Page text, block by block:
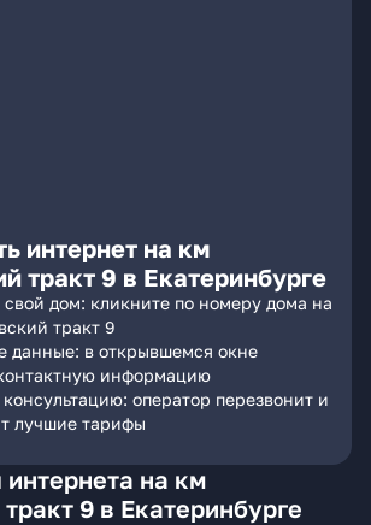
интернет на км
тракт 9 в Екатеринбурге
дом: кликните по номеру дома на
тракт 9
данные: в открывшемся окне
информацию
оператор перезвонит и
лучшие тарифы
на км
9 в Екатеринбурге